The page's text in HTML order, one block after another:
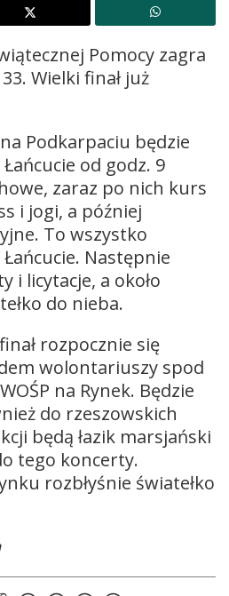
Pomocy zagra
Wielki finał już
Podkarpaciu będzie
od godz. 9
zaraz po nich kurs
i jogi, a później
To wszystko
Następnie
i licytacje, a około
do nieba.
rozpocznie się
wolontariuszy spod
na Rynek. Będzie
do rzeszowskich
będą łazik marsjański
tego koncerty.
rozbłyśnie światełko